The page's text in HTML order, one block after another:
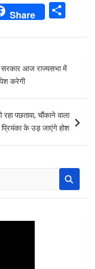
Share
ar
e
आज राज्यसभा में
करेगी
पछतावा, चौंकाने वाला
के उड़ जाएंगे होश